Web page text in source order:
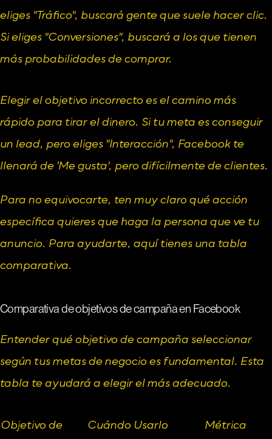
eliges "Tráfico", buscará gente que suele hacer clic.
Si eliges "Conversiones", buscará a los que tienen
más probabilidades de comprar.
Elegir el objetivo incorrecto es el camino más
rápido para tirar el dinero. Si tu meta es conseguir
un lead, pero eliges "Interacción", Facebook te
llenará de 'Me gusta', pero difícilmente de clientes.
Para no equivocarte, ten muy claro qué acción
específica quieres que haga la persona que ve tu
anuncio. Para ayudarte, aquí tienes una tabla
comparativa.
Comparativa de objetivos de campaña en Facebook
Entender qué objetivo de campaña seleccionar
según tus metas de negocio es fundamental. Esta
tabla te ayudará a elegir el más adecuado.
Objetivo de
Cuándo Usarlo
Métrica